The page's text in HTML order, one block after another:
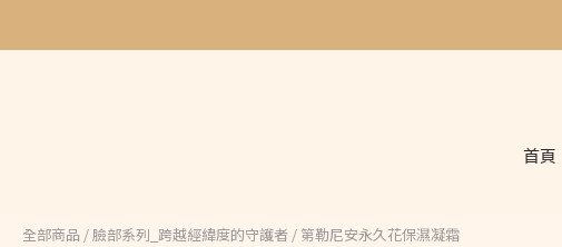
首頁
全部商品 /臉部系列_跨越經緯度的守護者 / 第勒尼安永久花保濕凝霜